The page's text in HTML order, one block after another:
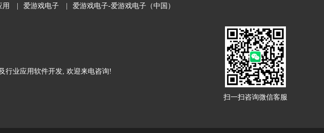
用 爱游戏电子 爱游戏电子-爱游戏电子（中国）
行业应用软件开发, 欢迎来电咨询!
扫一扫咨询微信客服